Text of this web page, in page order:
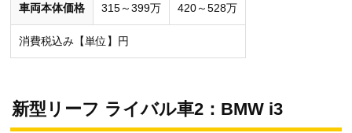
車両本体価格 315～399万 420～528万
消費税込み【単位】円
新型リーフ ライバル車2：BMW i3